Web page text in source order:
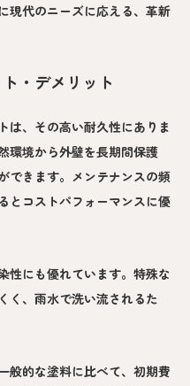
現代のニーズに応える、革新
・デメリット
は、その高い耐久性にありま
環境から外壁を長期間保護
できます。メンテナンスの頻
とコストパフォーマンスに優
性にも優れています。特殊な
く、雨水で洗い流されるた
般的な塗料に比べて、初期費